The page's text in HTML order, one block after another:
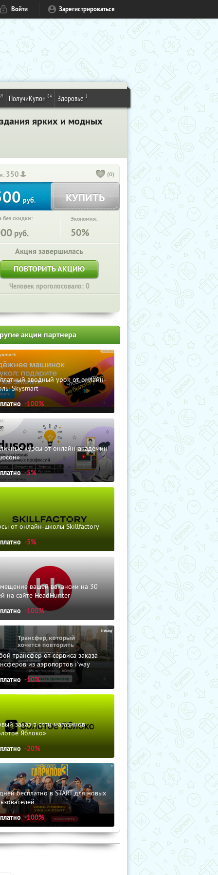
Войти Зарегистрироваться
ПолучиКупон 84 Здоровье 1
ярких и модных
350 (0)
руб. КУПИТЬ
без скидки:
руб.
Экономия:
50%
Акция завершилась
ПОВТОРИТЬ АКЦИЮ
Человек проголосовало: 0
акции партнера
вводный урок от онлайн-
Skysmart
-100%
курсы от онлайн-академии
-5%
от онлайн-школы Skillfactory
-5%
вашей вакансии на 30
на сайте HeadHunter
-100%
трансфер от сервиса заказа
из аэропортов i'way
-10%
заказ в сети магазинов
Яблоко»
-20%
бесплатно в START для новых
-100%